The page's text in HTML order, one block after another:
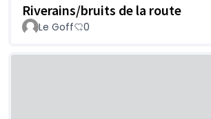
Riverains/bruits de la route
Le Goff 0